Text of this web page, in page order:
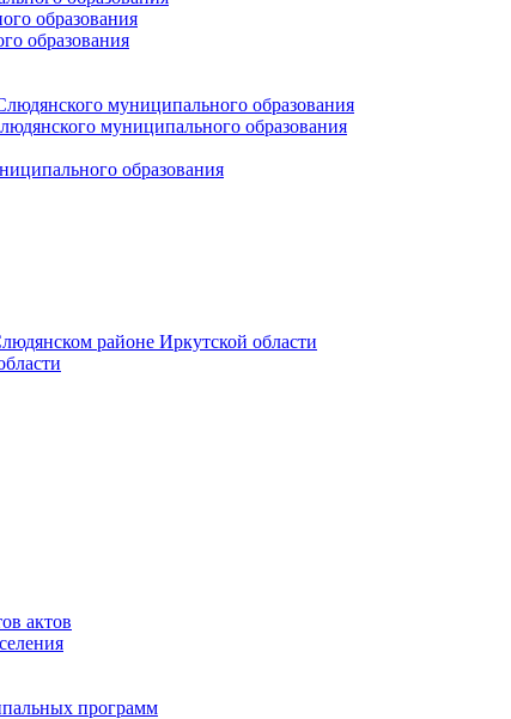
образования
образования
муниципального образования
муниципального образования
образования
районе Иркутской области
актов
программ